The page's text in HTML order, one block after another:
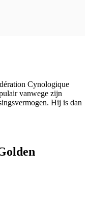
Cynologique
vanwege zijn
Hij is dan